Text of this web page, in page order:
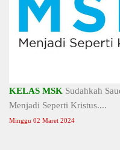
KELAS MSK Sudahkah
Menjadi Seperti Kristus....
Minggu 02 Maret 2024